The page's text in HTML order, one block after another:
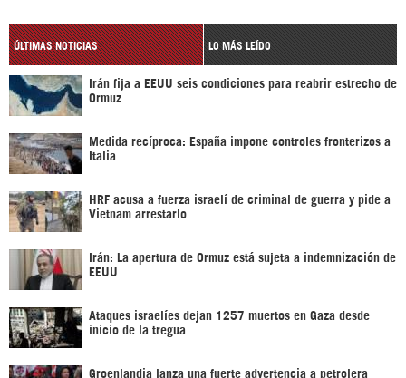
ÚLTIMAS NOTICIAS LO MÁS LEÍDO
Irán fija a EEUU seis condiciones para reabrir estrecho de
Ormuz
Medida recíproca: España impone controles fronterizos a
Italia
HRF acusa a fuerza israelí de criminal de guerra y pide a
Vietnam arrestarlo
Irán: La apertura de Ormuz está sujeta a indemnización de
EEUU
Ataques israelíes dejan 1257 muertos en Gaza desde
inicio de la tregua
Groenlandia lanza una fuerte advertencia a petrolera